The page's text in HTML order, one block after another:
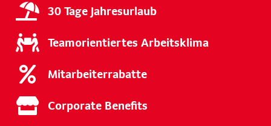
30 Tage Jahresurlaub
Teamorientiertes Arbeitsklima
Mitarbeiterrabatte
Corporate Benefits